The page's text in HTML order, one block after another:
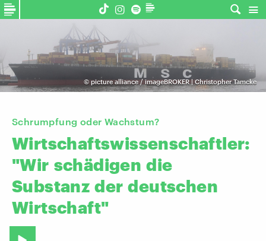
© picture alliance / imageBROKER | Christopher Tamcke
Schrumpfung oder Wachstum?
Wirtschaftswissenschaftler:
"Wir schädigen die
Substanz der deutschen
Wirtschaft"